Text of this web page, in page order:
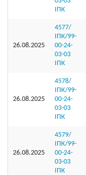
ІПК
26.08.2025
4577/
ІПК/99-
00-24-
03-03
ІПК
26.08.2025
4578/
ІПК/99-
00-24-
03-03
ІПК
26.08.2025
4579/
ІПК/99-
00-24-
03-03
ІПК